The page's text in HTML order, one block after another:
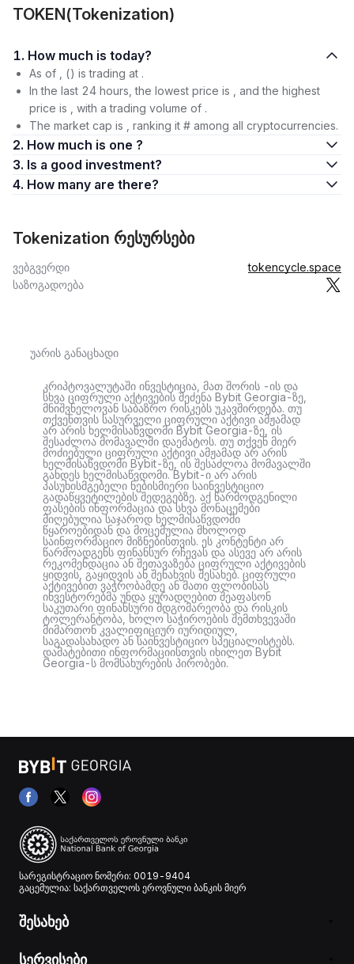
TOKEN(Tokenization)
1. How much is today?
As of , () is trading at .
In the last 24 hours, the lowest price is , and the highest
price is , with a trading volume of .
The market cap is , ranking it # among all cryptocurrencies.
2. How much is one ?
3. Is a good investment?
4. How many are there?
Tokenization რესურსები
ვებგვერდი
tokencycle.space
საზოგადოება
უარის განაცხადი
კრიპტოვალუტაში ინვესტიცია, მათ შორის -ის და
სხვა ციფრული აქტივების შეძენა Bybit Georgia-ზე,
მნიშვნელოვან საბაზრო რისკებს უკავშირდება. თუ
თქვენთვის სასურველი ციფრული აქტივი ამჟამად
არ არის ხელმისაწვდომი Bybit Georgia-ზე, ის
შესაძლოა მომავალში დაემატოს. თუ თქვენ მიერ
მოძიებული ციფრული აქტივი ამჟამად არ არის
ხელმისაწვდომი Bybit-ზე, ის შესაძლოა მომავალში
გახდეს ხელმისაწვდომი. Bybit-ი არ არის
პასუხისმგებელი ნებისმიერი საინვესტიციო
გადაწყვეტილების შედეგებზე. აქ წარმოდგენილი
ფასების ინფორმაცია და სხვა მონაცემები
მიღებულია საჯაროდ ხელმისაწვდომი
წყაროებიდან და მოცემულია მხოლოდ
საინფორმაციო მიზნებისთვის. ეს კონტენტი არ
წარმოადგენს ფინანსურ რჩევას და ასევე არ არის
რეკომენდაცია ან შეთავაზება ციფრული აქტივების
ყიდვის, გაყიდვის ან შენახვის შესახებ. ციფრული
აქტივებით ვაჭრობამდე ან მათი ფლობისას
ინვესტორებმა უნდა ყურადღებით შეაფასონ
საკუთარი ფინანსური მდგომარეობა და რისკის
ტოლერანტობა, ხოლო საჭიროების შემთხვევაში
მიმართონ კვალიფიციურ იურიდიულ,
საგადასახადო ან საინვესტიციო სპეციალისტებს.
დამატებითი ინფორმაციისთვის იხილეთ Bybit
Georgia-ს მომსახურების პირობები.
სარეგისტრაციო ნომერი: 0019-9404
გაცემულია: საქართველოს ეროვნული ბანკის მიერ
შესახებ
სერვისები